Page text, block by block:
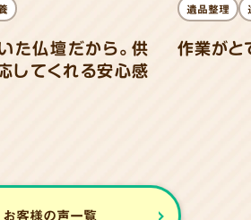
た仏壇だから。供
してくれる安心感
遺品整理
作業がと
お客様の声一覧